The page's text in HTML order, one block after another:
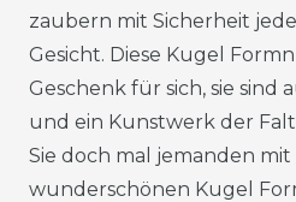
zaubern mit Sicherheit
Gesicht. Diese Kugel
Geschenk für sich, sie sind
und ein Kunstwerk der
Sie doch mal jemanden
wunderschönen Kugel